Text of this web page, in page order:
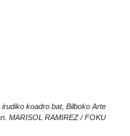
koadro bat, Bilboko Arte
MARISOL RAMIREZ / FOKU